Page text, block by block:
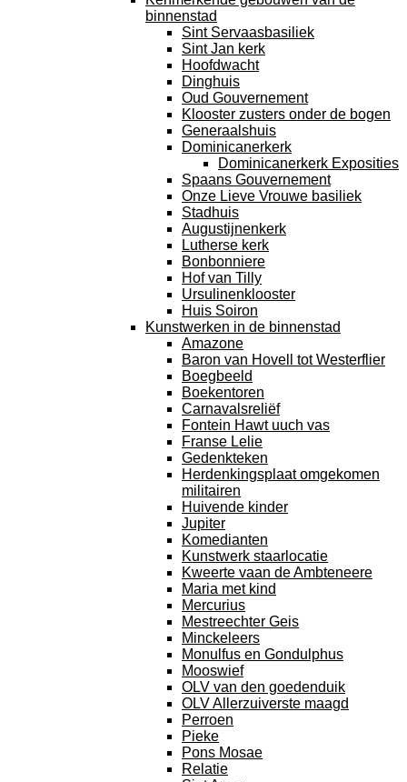
binnenstad
Sint Servaasbasiliek
Sint Jan kerk
Hoofdwacht
Dinghuis
Oud Gouvernement
Klooster zusters onder de bogen
Generaalshuis
Dominicanerkerk
Dominicanerkerk Exposities
Spaans Gouvernement
Onze Lieve Vrouwe basiliek
Stadhuis
Augustijnenkerk
Lutherse kerk
Bonbonniere
Hof van Tilly
Ursulinenklooster
Huis Soiron
Kunstwerken in de binnenstad
Amazone
Baron van Hovell tot Westerflier
Boegbeeld
Boekentoren
Carnavalsreliëf
Fontein Hawt uuch vas
Franse Lelie
Gedenkteken
Herdenkingsplaat omgekomen
militairen
Huivende kinder
Jupiter
Komedianten
Kunstwerk staarlocatie
Kweerte vaan de Ambteneere
Maria met kind
Mercurius
Mestreechter Geis
Minckeleers
Monulfus en Gondulphus
Mooswief
OLV van den goedenduik
OLV Allerzuiverste maagd
Perroen
Pieke
Pons Mosae
Relatie